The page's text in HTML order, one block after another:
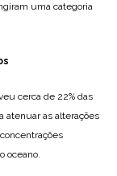
uma categoria
cerca de 22% das
atenuar as alterações
oceano.